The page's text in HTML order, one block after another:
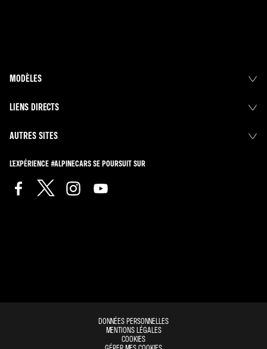
MODÈLES
LIENS DIRECTS
AUTRES SITES
L'EXPÉRIENCE #ALPINECARS SE POURSUIT SUR
DONNÉES PERSONNELLES
MENTIONS LÉGALES
COOKIES